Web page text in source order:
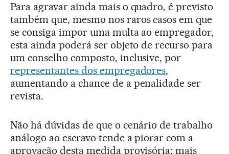
Para agravar ainda mais o quadro, é previsto
também que, mesmo nos raros casos em que
se consiga impor uma multa ao empregador,
esta ainda poderá ser objeto de recurso para
um conselho composto, inclusive, por
representantes dos empregadores,
aumentando a chance de a penalidade ser
revista.
Não há dúvidas de que o cenário de trabalho
análogo ao escravo tende a piorar com a
aprovação desta medida provisória: mais